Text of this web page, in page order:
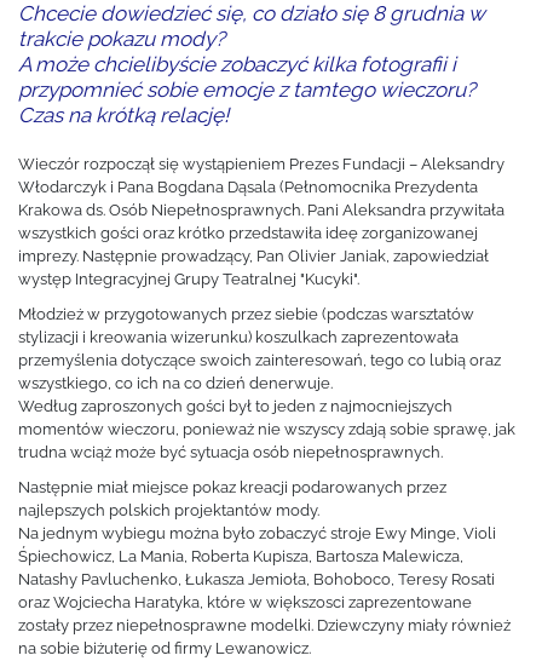
Chcecie dowiedzieć się, co działo się 8 grudnia w
trakcie pokazu mody?
A może chcielibyście zobaczyć kilka fotografii i
przypomnieć sobie emocje z tamtego wieczoru?
Czas na krótką relację!
Wieczór rozpoczął się wystąpieniem Prezes Fundacji – Aleksandry
Włodarczyk i Pana Bogdana Dąsala (Pełnomocnika Prezydenta
Krakowa ds. Osób Niepełnosprawnych. Pani Aleksandra przywitała
wszystkich gości oraz krótko przedstawiła ideę zorganizowanej
imprezy. Następnie prowadzący, Pan Olivier Janiak, zapowiedział
występ Integracyjnej Grupy Teatralnej "Kucyki".
Młodzież w przygotowanych przez siebie (podczas warsztatów
stylizacji i kreowania wizerunku) koszulkach zaprezentowała
przemyślenia dotyczące swoich zainteresowań, tego co lubią oraz
wszystkiego, co ich na co dzień denerwuje.
Według zaproszonych gości był to jeden z najmocniejszych
momentów wieczoru, ponieważ nie wszyscy zdają sobie sprawę, jak
trudna wciąż może być sytuacja osób niepełnosprawnych.
Następnie miał miejsce pokaz kreacji podarowanych przez
najlepszych polskich projektantów mody.
Na jednym wybiegu można było zobaczyć stroje Ewy Minge, Violi
Śpiechowicz, La Mania, Roberta Kupisza, Bartosza Malewicza,
Natashy Pavluchenko, Łukasza Jemioła, Bohoboco, Teresy Rosati
oraz Wojciecha Haratyka, które w większosci zaprezentowane
zostały przez niepełnosprawne modelki. Dziewczyny miały również
na sobie biżuterię od firmy Lewanowicz.